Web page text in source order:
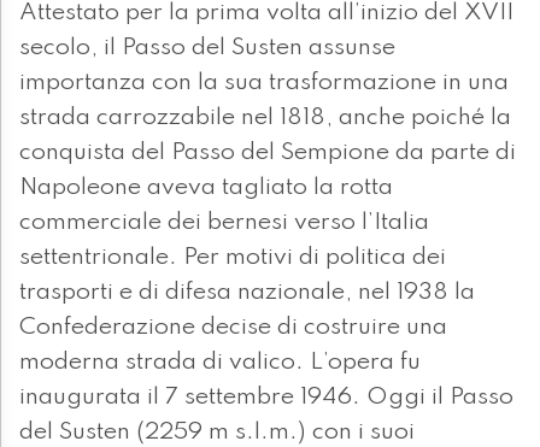
Attestato per la prima volta all’inizio del XVII
secolo, il Passo del Susten assunse
importanza con la sua trasformazione in una
strada carrozzabile nel 1818, anche poiché la
conquista del Passo del Sempione da parte di
Napoleone aveva tagliato la rotta
commerciale dei bernesi verso l’Italia
settentrionale. Per motivi di politica dei
trasporti e di difesa nazionale, nel 1938 la
Confederazione decise di costruire una
moderna strada di valico. L’opera fu
inaugurata il 7 settembre 1946. Oggi il Passo
del Susten (2259 m s.l.m.) con i suoi